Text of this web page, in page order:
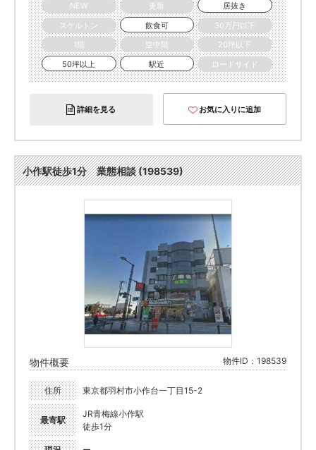
NEW
更新
居抜き
スケルトン
飲食可
30万円以下
1階
空中階
20坪以下
50坪以上
駅近 ロードサイド
詳細を見る お気に入りに追加
小作駅徒歩1分 業態相談 (198539)
物件概要 物件ID：198539
住所 東京都羽村市小作台一丁目15-2
最寄駅
JR青梅線小作駅
徒歩1分